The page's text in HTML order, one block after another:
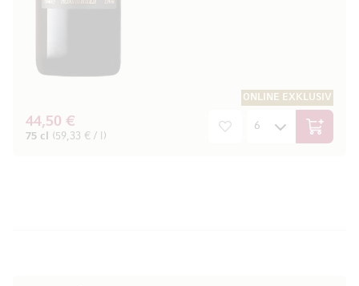
ONLINE EXKLUSIV
44,50 €
75 cl (59,33 € / l) In den